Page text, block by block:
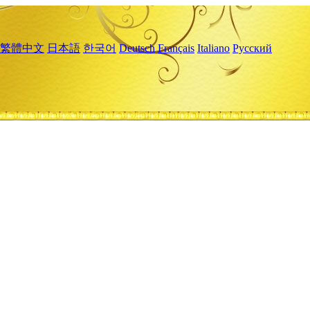
繁體中文 日本語 한국어 Deutsch Français Italiano Русский